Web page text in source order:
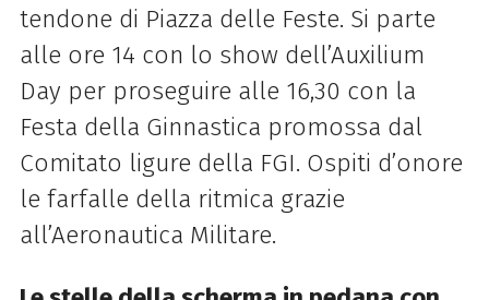
tendone di Piazza delle Feste. Si parte
alle ore 14 con lo show dell’Auxilium
Day per proseguire alle 16,30 con la
Festa della Ginnastica promossa dal
Comitato ligure della FGI. Ospiti d’onore
le farfalle della ritmica grazie
all’Aeronautica Militare.